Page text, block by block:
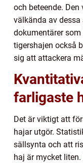
och beteende.
välkända av dessa
dokumentärer
tigershajen också
sig att attackera
farligaste
Det är viktigt att
hajar utgör.
sällsynta och att
haj är mycket